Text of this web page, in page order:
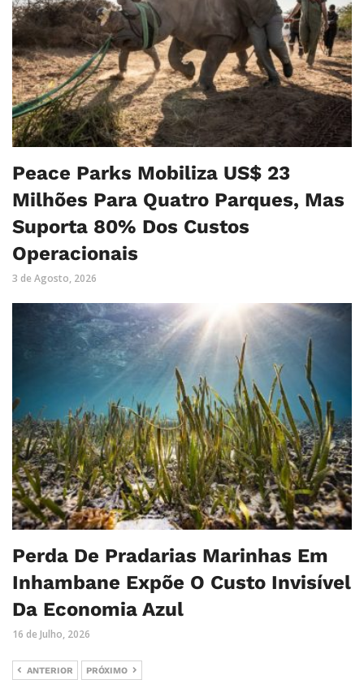
Peace Parks Mobiliza US$ 23
Milhões Para Quatro Parques, Mas
Suporta 80% Dos Custos
Operacionais
3 de Agosto, 2026
Perda De Pradarias Marinhas Em
Inhambane Expõe O Custo Invisível
Da Economia Azul
16 de Julho, 2026
ANTERIOR PRÓXIMO